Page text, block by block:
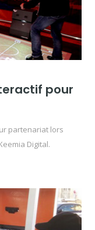
pour
partenariat lors
Digital.